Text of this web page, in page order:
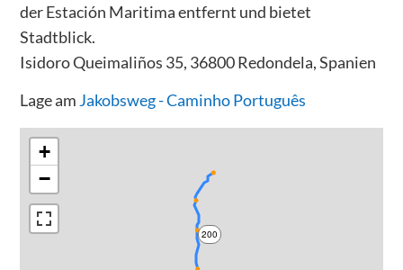
der Estación Maritima entfernt und bietet
Stadtblick.
Isidoro Queimaliños 35, 36800 Redondela, Spanien
Lage am Jakobsweg - Caminho Português
200
+
−